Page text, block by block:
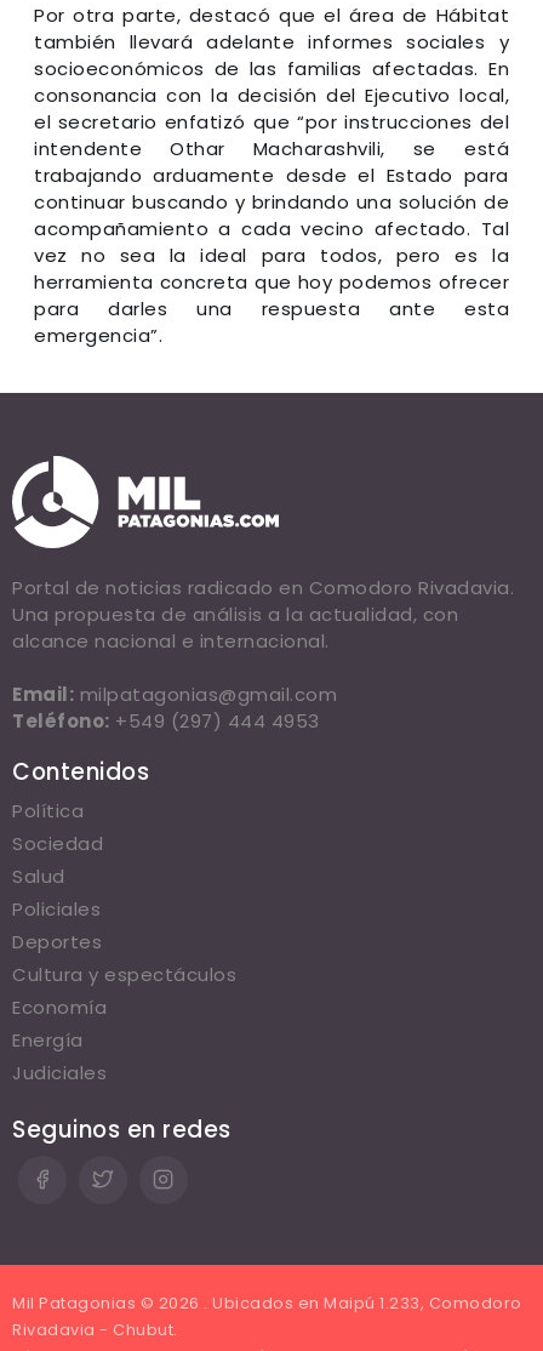
Por otra parte, destacó que el área de Hábitat
también llevará adelante informes sociales y
socioeconómicos de las familias afectadas. En
consonancia con la decisión del Ejecutivo local,
el secretario enfatizó que “por instrucciones del
intendente Othar Macharashvili, se está
trabajando arduamente desde el Estado para
continuar buscando y brindando una solución de
acompañamiento a cada vecino afectado. Tal
vez no sea la ideal para todos, pero es la
herramienta concreta que hoy podemos ofrecer
para darles una respuesta ante esta
emergencia”.
Portal de noticias radicado en Comodoro Rivadavia.
Una propuesta de análisis a la actualidad, con
alcance nacional e internacional.
Email: milpatagonias@gmail.com
Teléfono: +549 (297) 444 4953
Contenidos
Política
Sociedad
Salud
Policiales
Deportes
Cultura y espectáculos
Economía
Energía
Judiciales
Seguinos en redes
Mil Patagonias © 2026 . Ubicados en Maipú 1.233, Comodoro
Rivadavia - Chubut.